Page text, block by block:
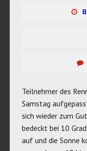
Teilnehmer des
Samstag
sich wieder zum
bedeckt bei 10
auf und die Sonne